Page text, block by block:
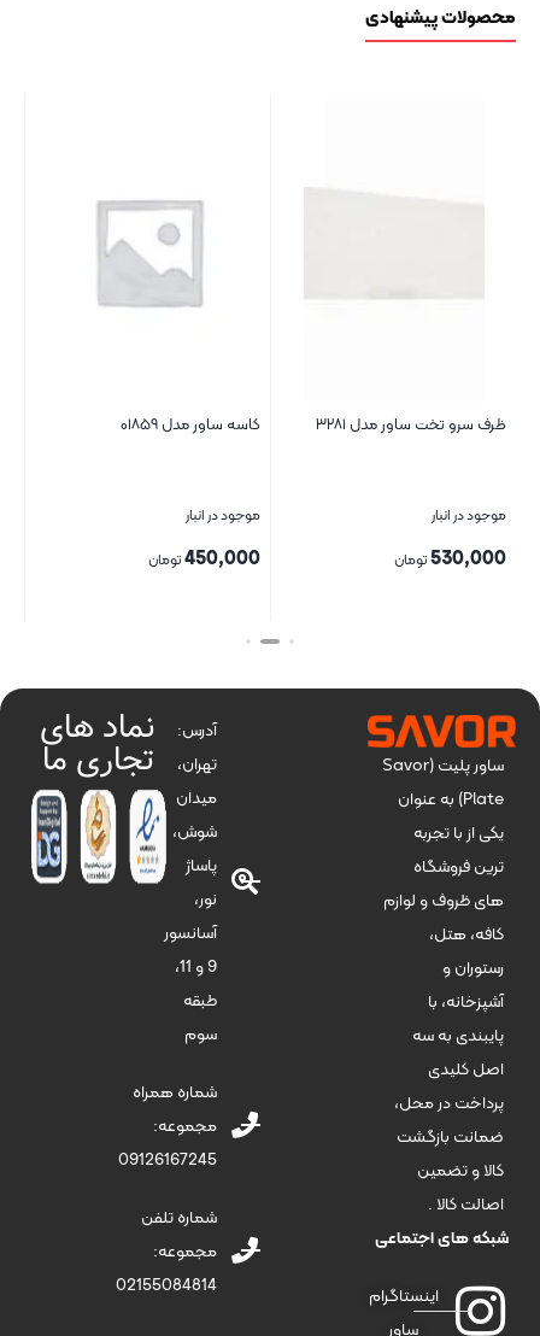
محصولات پیشنهادی
ظرف سرو تخت ساور مدل ۳۲۸۱
موجود در انبار
530,000تومان
کاسه ساور مدل ۰۱۸۵۹
موجود در انبار
450,000تومان
بستن
ساور پلیت (Savor
Plate) به عنوان
یکی از با تجربه
ترین فروشگاه
های ظروف و لوازم
کافه، هتل،
رستوران و
آشپزخانه، با
پایبندی به سه
اصل کلیدی
پرداخت در محل،
ضمانت بازگشت
کالا و تضمین
اصالت کالا .
شبکه های اجتماعی
اینستاگرام
ساور
آدرس:
تهران،
میدان
شوش،
پاساژ
نور،
آسانسور
9 و 11،
طبقه
سوم
شماره همراه
مجموعه:
09126167245
شماره تلفن
مجموعه:
02155084814
نماد های
تجاری ما